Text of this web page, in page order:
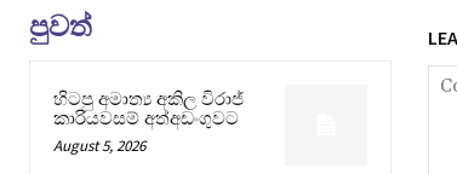
පුවත්
හිටපු අමාත්‍ය අකිල විරාජ්
කාරියවසම් අත්අඩංගුවට
August 5, 2026